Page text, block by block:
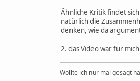
Ähnliche Kritik findet
natürlich die
denken, wie da
2. das Video war für
Wollte ich nur mal gesagt